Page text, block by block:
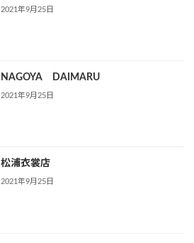
2021年9月25日
NAGOYA DAIMARU
2021年9月25日
松浦衣裳店
2021年9月25日